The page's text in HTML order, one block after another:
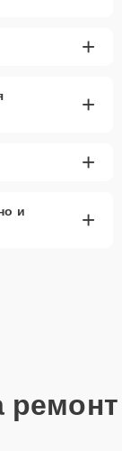
+
+
+
и
+
ремонт